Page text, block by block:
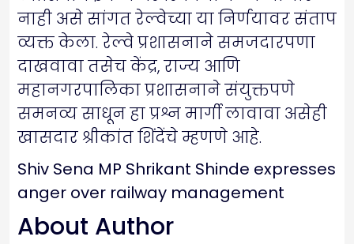
नाही असे सांगत रेल्वेच्या या निर्णयावर संताप
व्यक्त केला. रेल्वे प्रशासनाने समजदारपणा
दाखवावा तसेच केंद्र, राज्य आणि
महानगरपालिका प्रशासनाने संयुक्तपणे
समनव्य साधून हा प्रश्न मार्गी लावावा असेही
खासदार श्रीकांत शिंदेंचे म्हणणे आहे.
Shiv Sena MP Shrikant Shinde expresses
anger over railway management
About Author